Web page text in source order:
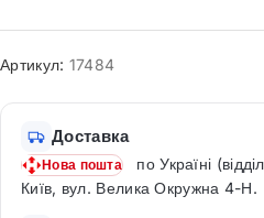
Артикул: 17484
Доставка
Нова пошта
по Україні
Київ, вул. Велика Окружна 4-Н.